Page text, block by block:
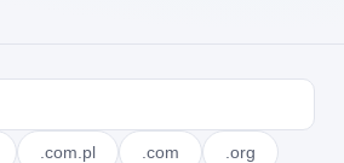
.com.pl .com .org